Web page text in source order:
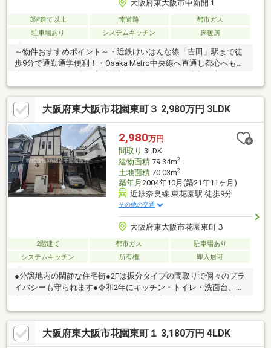
大阪府東大阪市中新開１
3階建て以上 南道路
都市ガス
駐車場あり
システムキッチン 床暖房
～物件おすすめポイント～・近鉄けいはんな線「吉田」駅まで徒
歩9分で通勤通学便利！・Osaka Metro中央線へ直通し都心へも快
た間取り。・南向きバルコニーから室内へ明るい陽光が差し込み
ます。・季節物の収納に便利な大容量の屋根裏収納を備えていま
す。・床暖房やミストサウナなど日々の暮らしを彩る設備が充
実。・内装一部リフォーム完了（クロス・畳・障子貼替等）。・
スーパーやこども園が徒歩5分圏内にあり生活至便です。・前面道
路は通行量が少なく落ち着いた住環境です。・敷地内には軽自動
車1台分の駐車スペースがございます。
大阪府東大阪市花園東町３ 2,980万円 3LDK
2,980万円
間取り 3LDK
建物面積79.34m2
土地面積70.03m2
築年月 2004年10月(築21年11ヶ月)
近鉄奈良線 東花園駅 徒歩9分
その他の交通
大阪府東大阪市花園東町３
2階建て 都市ガス
駐車場あり
システムキッチン
所有権 即入居可
●分譲地内の閑静な住宅街●2Fは振分タイプの間取りで個々のプラ
イバシーも守られます●令和2年にキッチン・トイレ・洗面台、令
な駐車場はカーポート付●リビングは広々15帖♪ご家族でゆったり
でき、明るくて過ごしやすいです●キッチンには食洗機有♪洗い物
の手間が減り、快適にお料理できます●お風呂には追い焚き機能
はもちろん浴室暖房、サウナ機能も完備●床暖房、温水洗浄便
大阪府東大阪市花園東町１ 3,180万円 4LDK